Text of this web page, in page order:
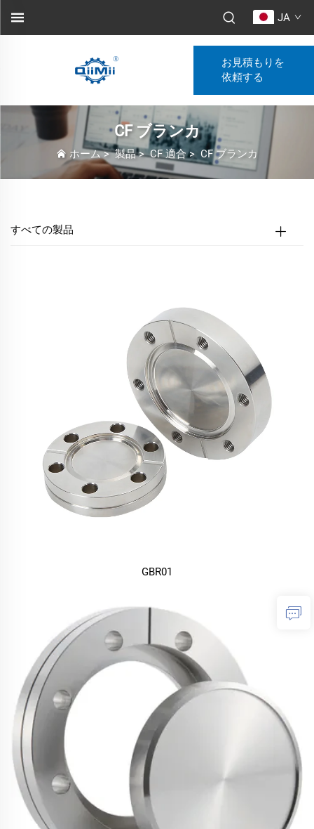
JA
お見積もりを
依頼する
CF ブランカ
ホーム>製品>CF 適合> CF ブランカ
すべての製品
GBR01